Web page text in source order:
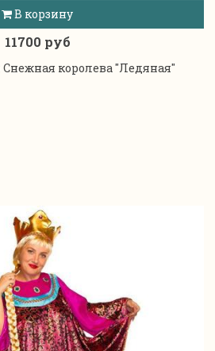
В корзину
11700 руб
королева "Ледяная"